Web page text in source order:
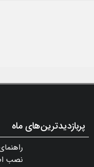
پربازدیدترین‌های ماه
نصب